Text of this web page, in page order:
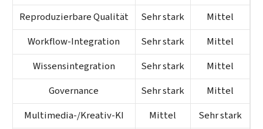
Reproduzierbare Qualität
Sehr stark
Mittel
Workflow-Integration
Sehr stark
Mittel
Wissensintegration
Sehr stark
Mittel
Governance
Sehr stark
Mittel
Multimedia-/Kreativ-KI
Mittel
Sehr stark